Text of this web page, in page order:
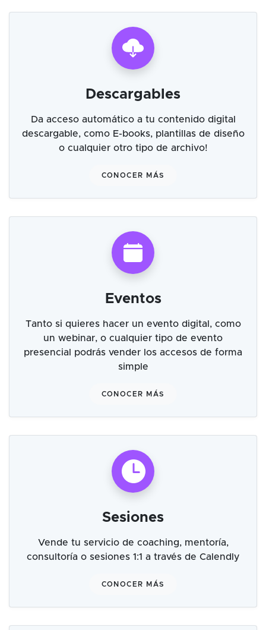
Descargables
Da acceso automático a tu contenido digital
descargable, como E-books, plantillas de diseño
o cualquier otro tipo de archivo!
CONOCER MÁS
Eventos
Tanto si quieres hacer un evento digital, como
un webinar, o cualquier tipo de evento
presencial podrás vender los accesos de forma
simple
CONOCER MÁS
Sesiones
Vende tu servicio de coaching, mentoría,
consultoría o sesiones 1:1 a través de Calendly
CONOCER MÁS